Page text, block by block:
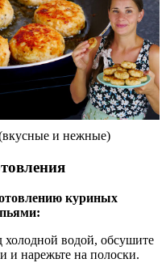
и нежные)
куриных
водой, обсушите
и нарежьте на полоски.